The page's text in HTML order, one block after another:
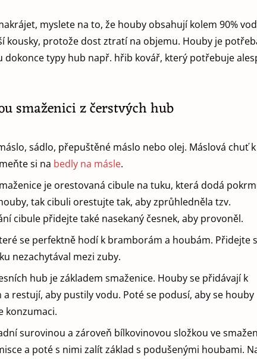
myslete na to, že houby obsahují kolem 90%
kousky, protože dost ztratí na objemu. Houby je
dokonce typy hub např. hřib kovář, který potřebuje
smaženici z čerstvých hub
sádlo, přepuštěné máslo nebo olej. Máslová chuť k
si na bedly na másle.
je orestovaná cibule na tuku, která dodá
tak cibuli orestujte tak, aby zprůhledněla tzv.
cibule přidejte také nasekaný česnek, aby provoněl.
se perfektně hodí k bramborám a houbám. Přidejte
nezachytával mezi zuby.
hub je základem smaženice. Houby se přidávají k
restují, aby pustily vodu. Poté se podusí, aby se houby
konzumaci.
surovinou a zároveň bílkovinovou složkou ve
a poté s nimi zalít základ s podušenými houbami.